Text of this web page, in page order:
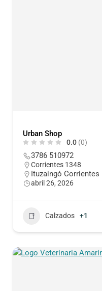
Urban Shop
0.0 (0)
3786 510972
Corrientes 1348
Ituzaingó Corrientes
abril 26, 2026
Calzados +1